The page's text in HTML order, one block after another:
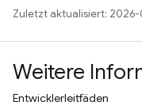
Zuletzt aktualisiert: 2026-
Weitere
Entwicklerleitfäden